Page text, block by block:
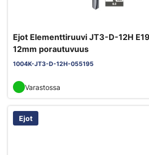
Ejot Elementtiruuvi JT3-D-12H
12mm porautuvuus
1004K-JT3-D-12H-055195
Varastossa
Ejot